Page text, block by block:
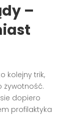
–
kolejny trik,
żywotność.
dopiero
profilaktyka